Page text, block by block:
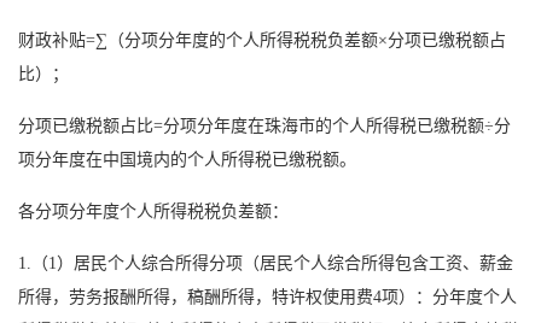
财政补贴=∑（分项分年度的个人所得税税负差额×分项已缴税额占
比）；
分项已缴税额占比=分项分年度在珠海市的个人所得税已缴税额÷分
项分年度在中国境内的个人所得税已缴税额。
各分项分年度个人所得税税负差额：
1.（1）居民个人综合所得分项（居民个人综合所得包含工资、薪金
所得，劳务报酬所得，稿酬所得，特许权使用费4项）：分年度个人